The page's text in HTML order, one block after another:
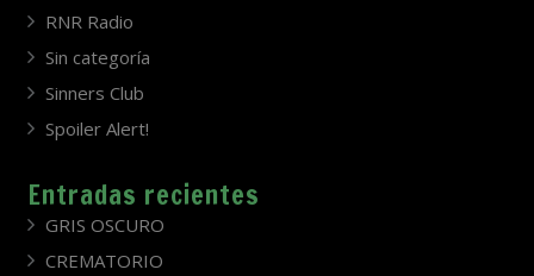
RNR Radio
Sin categoría
Sinners Club
Spoiler Alert!
Entradas recientes
GRIS OSCURO
CREMATORIO